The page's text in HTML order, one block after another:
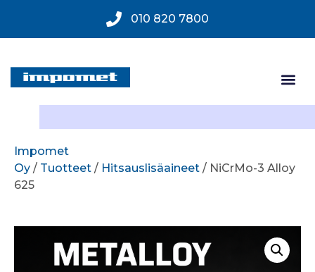
010 820 7800
Impomet
Oy / Tuotteet / Hitsauslisäaineet / NiCrMo-3 Alloy
625